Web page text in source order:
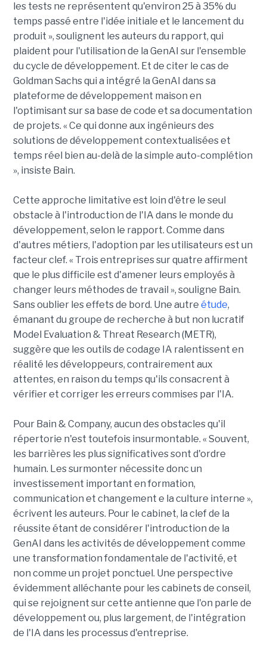
les tests ne représentent qu'environ 25 à 35% du
temps passé entre l'idée initiale et le lancement du
produit », soulignent les auteurs du rapport, qui
plaident pour l'utilisation de la GenAI sur l'ensemble
du cycle de développement. Et de citer le cas de
Goldman Sachs qui a intégré la GenAI dans sa
plateforme de développement maison en
l'optimisant sur sa base de code et sa documentation
de projets. « Ce qui donne aux ingénieurs des
solutions de développement contextualisées et
temps réel bien au-delà de la simple auto-complétion
», insiste Bain.
Cette approche limitative est loin d'être le seul
obstacle à l'introduction de l'IA dans le monde du
développement, selon le rapport. Comme dans
d'autres métiers, l'adoption par les utilisateurs est un
facteur clef. « Trois entreprises sur quatre affirment
que le plus difficile est d'amener leurs employés à
changer leurs méthodes de travail », souligne Bain.
Sans oublier les effets de bord. Une autre étude,
émanant du groupe de recherche à but non lucratif
Model Evaluation & Threat Research (METR),
suggère que les outils de codage IA ralentissent en
réalité les développeurs, contrairement aux
attentes, en raison du temps qu'ils consacrent à
vérifier et corriger les erreurs commises par l'IA.
Pour Bain & Company, aucun des obstacles qu'il
répertorie n'est toutefois insurmontable. « Souvent,
les barrières les plus significatives sont d'ordre
humain. Les surmonter nécessite donc un
investissement important en formation,
communication et changement e la culture interne »,
écrivent les auteurs. Pour le cabinet, la clef de la
réussite étant de considérer l'introduction de la
GenAI dans les activités de développement comme
une transformation fondamentale de l'activité, et
non comme un projet ponctuel. Une perspective
évidemment alléchante pour les cabinets de conseil,
qui se rejoignent sur cette antienne que l'on parle de
développement ou, plus largement, de l'intégration
de l'IA dans les processus d'entreprise.